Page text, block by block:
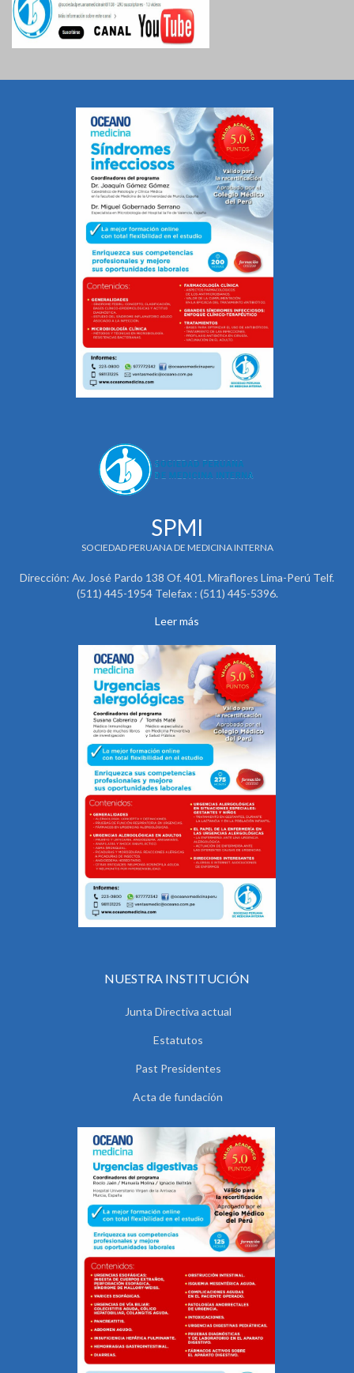
SPMI
SOCIEDAD PERUANA DE MEDICINA INTERNA
Dirección: Av. José Pardo 138 Of. 401. Miraflores Lima-Perú Telf.
(511) 445-1954 Telefax : (511) 445-5396.
Leer más
NUESTRA INSTITUCIÓN
Junta Directiva actual
Estatutos
Past Presidentes
Acta de fundación